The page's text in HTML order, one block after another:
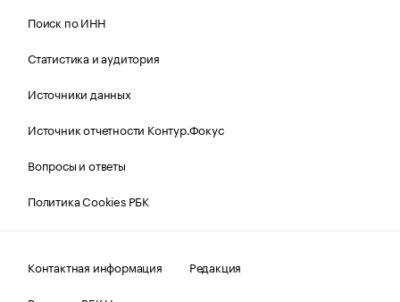
Поиск по ИНН
Статистика и аудитория
Источники данных
Источник отчетности Контур.Фокус
Вопросы и ответы
Политика Cookies РБК
Контактная информация
Редакция